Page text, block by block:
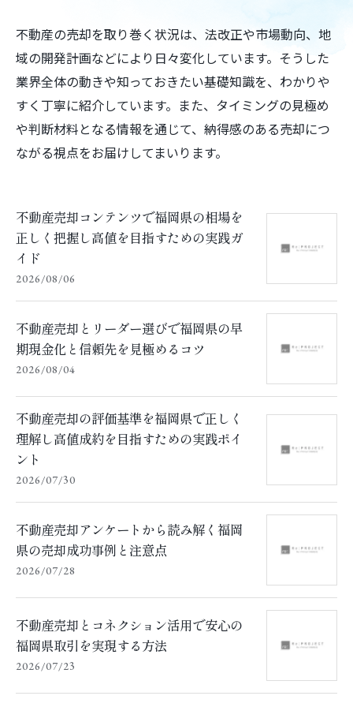
不動産の売却を取り巻く状況は、法改正や市場動向、地
域の開発計画などにより日々変化しています。そうした
業界全体の動きや知っておきたい基礎知識を、わかりや
すく丁寧に紹介しています。また、タイミングの見極め
や判断材料となる情報を通じて、納得感のある売却につ
ながる視点をお届けしてまいります。
不動産売却コンテンツで福岡県の相場を
正しく把握し高値を目指すための実践ガ
イド
2026/08/06
不動産売却とリーダー選びで福岡県の早
期現金化と信頼先を見極めるコツ
2026/08/04
不動産売却の評価基準を福岡県で正しく
理解し高値成約を目指すための実践ポイ
ント
2026/07/30
不動産売却アンケートから読み解く福岡
県の売却成功事例と注意点
2026/07/28
不動産売却とコネクション活用で安心の
福岡県取引を実現する方法
2026/07/23